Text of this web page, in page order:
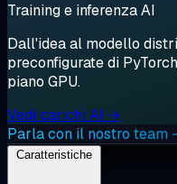
Training e inferenza AI
Dall'idea al modello
preconfigurate di
piano GPU.
Vedi carichi AI →
Parla con il nostro team